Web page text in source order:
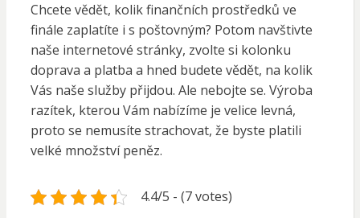
Chcete vědět, kolik finančních prostředků ve
finále zaplatíte i s poštovným? Potom navštivte
naše internetové stránky, zvolte si kolonku
doprava a platba a hned budete vědět, na kolik
Vás naše služby přijdou. Ale nebojte se. Výroba
razítek, kterou Vám nabízíme je velice levná,
proto se nemusíte strachovat, že byste platili
velké množství peněz.
4.4/5 - (7 votes)